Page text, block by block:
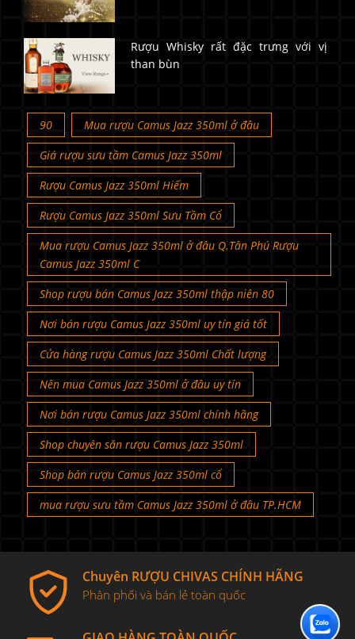
Rượu Whisky rất đặc trưng với vị
than bùn
90
Mua rượu Camus Jazz 350ml ở đâu
Giá rượu sưu tầm Camus Jazz 350ml
Rượu Camus Jazz 350ml Hiếm
Rượu Camus Jazz 350ml Sưu Tầm Cổ
Mua rượu Camus Jazz 350ml ở đâu Q.Tân Phú Rượu
Camus Jazz 350ml C
Shop rượu bán Camus Jazz 350ml thập niên 80
Nơi bán rượu Camus Jazz 350ml uy tín giá tốt
Cửa hàng rượu Camus Jazz 350ml Chất lượng
Nên mua Camus Jazz 350ml ở đâu uy tín
Nơi bán rượu Camus Jazz 350ml chính hãng
Shop chuyên săn rượu Camus Jazz 350ml
Shop bán rượu Camus Jazz 350ml cổ
mua rượu sưu tầm Camus Jazz 350ml ở đâu TP.HCM
Chuyên RƯỢU CHIVAS CHÍNH HÃNG
Phân phối và bán lẻ toàn quốc